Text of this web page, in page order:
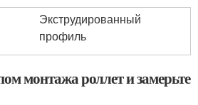
Экструдированный
профиль
монтажа роллет и замерьте